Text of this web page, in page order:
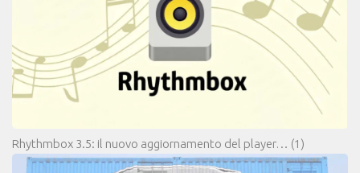
Rhythmbox 3.5: il nuovo aggiornamento del player… (1)